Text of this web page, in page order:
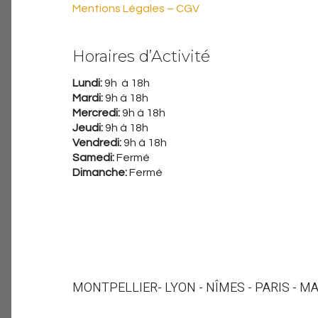
Mentions Légales – CGV
Horaires d’Activité
Lundi:9h à 18h
Mardi:9h à 18h
Mercredi:9h à 18h
Jeudi:9h à 18h
Vendredi:9h à 18h
Samedi:Fermé
Dimanche:Fermé
MONTPELLIER- LYON - NÎMES - PARIS -